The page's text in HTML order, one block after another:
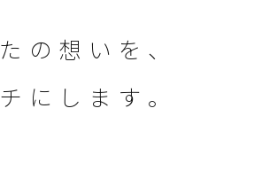
た の 想 い を 、
チ に し ま す 。